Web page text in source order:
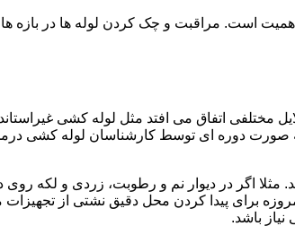
است. مراقبت و چک کردن لوله ها در بازه
مختلفی اتفاق می افتد مثل لوله کشی
دوره ای توسط کارشناسان لوله کشی
مثلا اگر در دیوار نم و رطوبت، زردی و لکه
برای پیدا کردن محل دقیق نشتی از
باشد.